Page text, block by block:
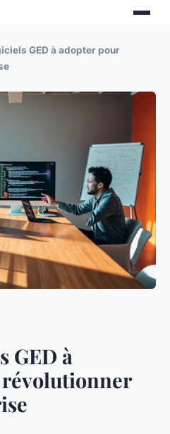
GED à adopter pour
GED à